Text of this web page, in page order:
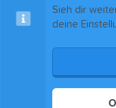
Nutzungsbedingungen
Community platform by XenForo
Sieh dir
deine